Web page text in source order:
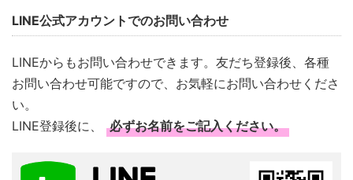
LINE公式アカウントでのお問い合わせ
LINEからもお問い合わせできます。友だち登録後、各種
お問い合わせ可能ですので、お気軽にお問い合わせくださ
い。
LINE登録後に、
必ずお名前をご記入ください。